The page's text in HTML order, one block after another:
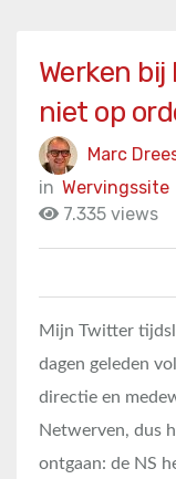
Werken
niet op
Marc
in Wervingssite
7.335 views
Mijn Twitter
dagen geleden
directie en
Netwerven, dus
ontgaan: de NS